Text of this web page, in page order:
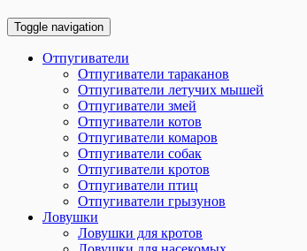
Toggle navigation
Отпугиватели
Отпугиватели тараканов
Отпугиватели летучих мышей
Отпугиватели змей
Отпугиватели котов
Отпугиватели комаров
Отпугиватели собак
Отпугиватели кротов
Отпугиватели птиц
Отпугиватели грызунов
Ловушки
Ловушки для кротов